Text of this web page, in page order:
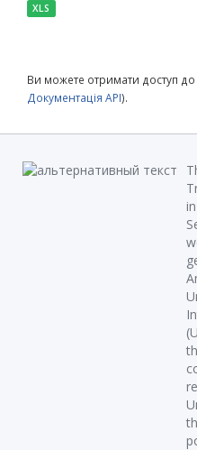
XLS
Ви можете отримати доступ до
Документація API).